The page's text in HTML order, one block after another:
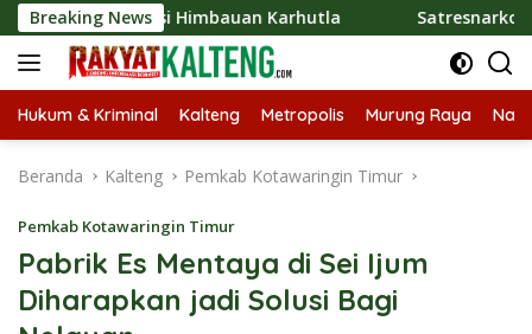
Langsung
ke
konten
Breaking News
Sosialisasi Himbauan Karhutla Satresnarkoba Polres
Hukum & Kriminal Kalteng Metropolis Murung Raya
Beranda Kalteng Pemkab Kotawaringin Timur
Pemkab Kotawaringin Timur
Pabrik Es Mentaya di Sei Ijum
Diharapkan jadi Solusi Bagi